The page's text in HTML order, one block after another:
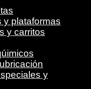
y plataformas
y carritos
y